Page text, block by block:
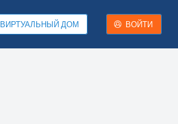
ВИРТУАЛЬНЫЙ ДОМ ВОЙТИ